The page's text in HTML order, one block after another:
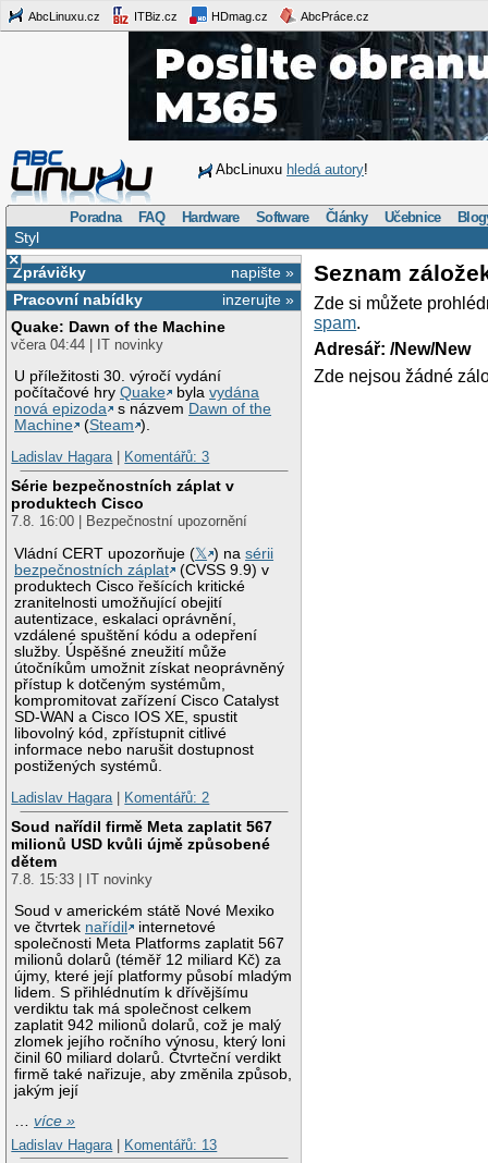
AbcLinuxu.cz ITBiz.cz HDmag.cz AbcPráce.cz
AbcLinuxu hledá autory!
Poradna FAQ Hardware Software Články Učebnice
Styl
×
napište »
Zprávičky
inzerujte »
Pracovní nabídky
Quake: Dawn of the Machine
včera 04:44 | IT novinky
U příležitosti 30. výročí vydání
počítačové hryQuake bylavydána
nová epizoda
s názvem Dawn of the
Machine
(Steam ).
Ladislav Hagara| Komentářů: 3
Série bezpečnostních záplat v
produktech Cisco
7.8. 16:00 | Bezpečnostní upozornění
Vládní CERT upozorňuje (𝕏 ) nasérii
bezpečnostních záplat
(CVSS 9.9) v
produktech Cisco řešících kritické
zranitelnosti umožňující obejití
autentizace, eskalaci oprávnění,
vzdálené spuštění kódu a odepření
služby. Úspěšné zneužití může
útočníkům umožnit získat neoprávněný
přístup k dotčeným systémům,
kompromitovat zařízení Cisco Catalyst
SD-WAN a Cisco IOS XE, spustit
libovolný kód, zpřístupnit citlivé
informace nebo narušit dostupnost
postižených systémů.
Ladislav Hagara| Komentářů: 2
Soud nařídil firmě Meta zaplatit 567
milionů USD kvůli újmě způsobené
dětem
7.8. 15:33 | IT novinky
Soud v americkém státě Nové Mexiko
ve čtvrtek nařídil
internetové
společnosti Meta Platforms zaplatit 567
milionů dolarů (téměř 12 miliard Kč) za
újmy, které její platformy působí mladým
lidem. S přihlédnutím k dřívějšímu
verdiktu tak má společnost celkem
zaplatit 942 milionů dolarů, což je malý
zlomek jejího ročního výnosu, který loni
činil 60 miliard dolarů. Čtvrteční verdikt
firmě také nařizuje, aby změnila způsob,
jakým její
…více »
Ladislav Hagara
Komentářů: 13
Seznam
Zde si můžete
spam.
Adresář: /New/New
Zde nejsou žádné